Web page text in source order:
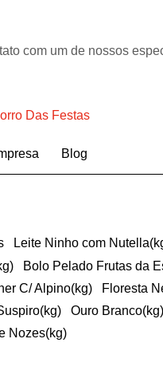
com um de nossos
Blog
Leite Ninho com
Bolo Pelado Frutas da
C/ Alpino(kg)
Floresta
Ouro Branco(kg)
Nozes(kg)